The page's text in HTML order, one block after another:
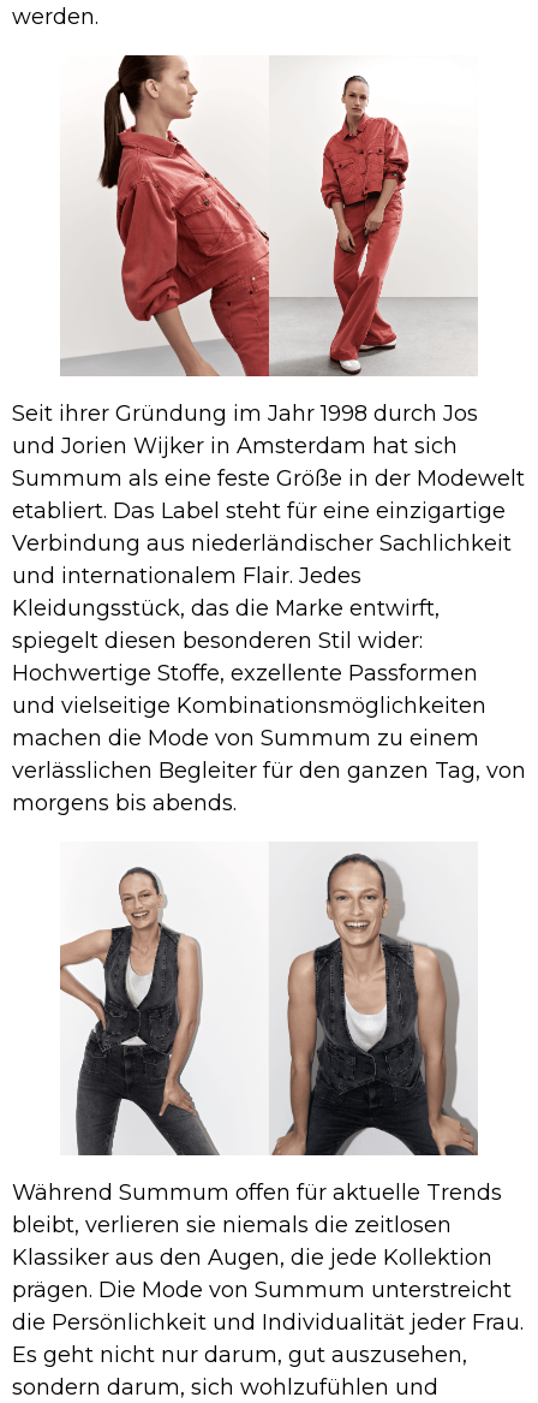
werden.
Seit ihrer Gründung im Jahr 1998 durch Jos
und Jorien Wijker in Amsterdam hat sich
Summum als eine feste Größe in der Modewelt
etabliert. Das Label steht für eine einzigartige
Verbindung aus niederländischer Sachlichkeit
und internationalem Flair. Jedes
Kleidungsstück, das die Marke entwirft,
spiegelt diesen besonderen Stil wider:
Hochwertige Stoffe, exzellente Passformen
und vielseitige Kombinationsmöglichkeiten
machen die Mode von Summum zu einem
verlässlichen Begleiter für den ganzen Tag, von
morgens bis abends.
Während Summum offen für aktuelle Trends
bleibt, verlieren sie niemals die zeitlosen
Klassiker aus den Augen, die jede Kollektion
prägen. Die Mode von Summum unterstreicht
die Persönlichkeit und Individualität jeder Frau.
Es geht nicht nur darum, gut auszusehen,
sondern darum, sich wohlzufühlen und